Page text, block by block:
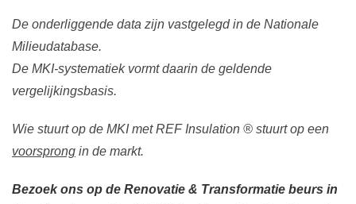
De onderliggende data zijn vastgelegd in de Nationale
Milieudatabase.
De MKI-systematiek vormt daarin de geldende
vergelijkingsbasis.
Wie stuurt op de MKI met REF Insulation ® stuurt op een
voorsprong in de markt.
Bezoek ons op de Renovatie & Transformatie beurs in